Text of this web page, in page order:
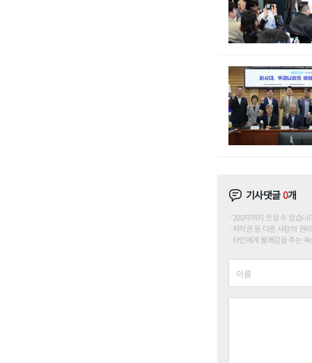
기사댓글0개
200자까지 쓰실 수 있습
저작권 등 다른 사람의 권
타인에게 불쾌감을 주는